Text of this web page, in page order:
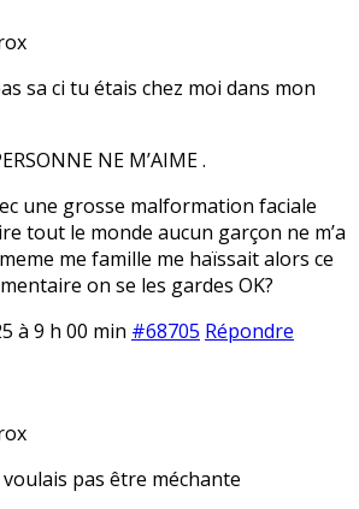
sa ci tu étais chez moi dans mon
NE M’AIME .
une grosse malformation faciale
tout le monde aucun garçon ne m’a
me famille me haïssait alors ce
on se les gardes OK?
à 9 h 00 min #68705 Répondre
pas être méchante